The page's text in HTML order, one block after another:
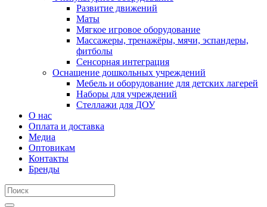
Развитие движений
Маты
Мягкое игровое оборудование
Массажеры, тренажёры, мячи, эспандеры,
фитболы
Сенсорная интеграция
Оснащение дошкольных учреждений
Мебель и оборудование для детских лагерей
Наборы для учреждений
Стеллажи для ДОУ
О нас
Оплата и доставка
Медиа
Оптовикам
Контакты
Бренды